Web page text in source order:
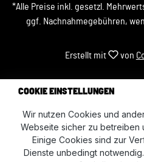
*Alle Preise inkl. gesetzl.
ggf. Nachnahmegebühren,
Erstellt mit von
COOKIE EINSTELLUNGEN
Wir nutzen Cookies und
Webseite sicher zu betreiben
Einige Cookies sind zur
Dienste unbedingt